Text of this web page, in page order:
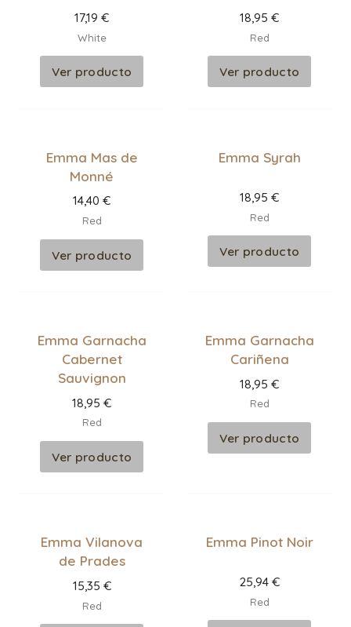
17,19 €
White
Ver producto
18,95 €
Red
Ver producto
Emma Mas de
Monné
14,40 €
Red
Ver producto
Emma Syrah
18,95 €
Red
Ver producto
Emma Garnacha
Cabernet
Sauvignon
18,95 €
Red
Ver producto
Emma Garnacha
Cariñena
18,95 €
Red
Ver producto
Emma Vilanova
de Prades
15,35 €
Red
Emma Pinot Noir
25,94 €
Red